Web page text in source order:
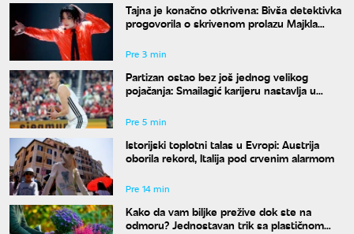
Tajna je konačno otkrivena: Bivša detektivka
progovorila o skrivenom prolazu Majkla
Pre 3 min
Partizan ostao bez još jednog velikog
pojačanja: Smailagić karijeru nastavlja u
Pre 5 min
Istorijski toplotni talas u Evropi: Austrija
oborila rekord, Italija pod crvenim alarmom
Pre 14 min
Kako da vam biljke prežive dok ste na
odmoru? Jednostavan trik sa plastičnom